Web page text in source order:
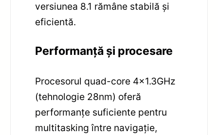
versiunea 8.1 rămâne stabilă și
eficientă.
Performanță și procesare
Procesorul quad-core 4×1.3GHz
(tehnologie 28nm) oferă
performanțe suficiente pentru
multitasking între navigație,